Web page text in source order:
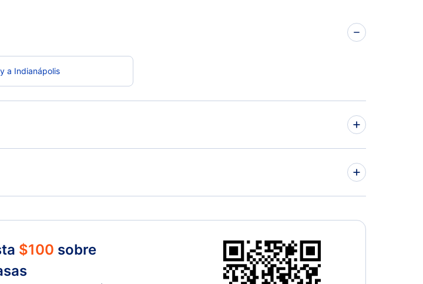
a Indianápolis
$100 sobre